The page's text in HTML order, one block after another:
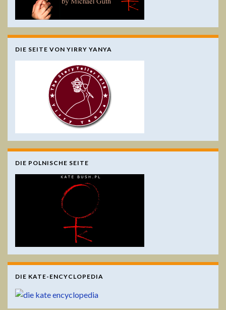
DIE SEITE VON YIRRY YANYA
DIE POLNISCHE SEITE
DIE KATE-ENCYCLOPEDIA